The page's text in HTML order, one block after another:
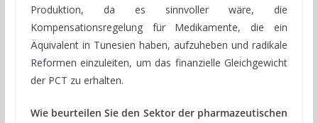
Produktion, da es sinnvoller wäre, die
Kompensationsregelung für Medikamente, die ein
Äquivalent in Tunesien haben, aufzuheben und radikale
Reformen einzuleiten, um das finanzielle Gleichgewicht
der PCT zu erhalten.
Wie beurteilen Sie den Sektor der pharmazeutischen